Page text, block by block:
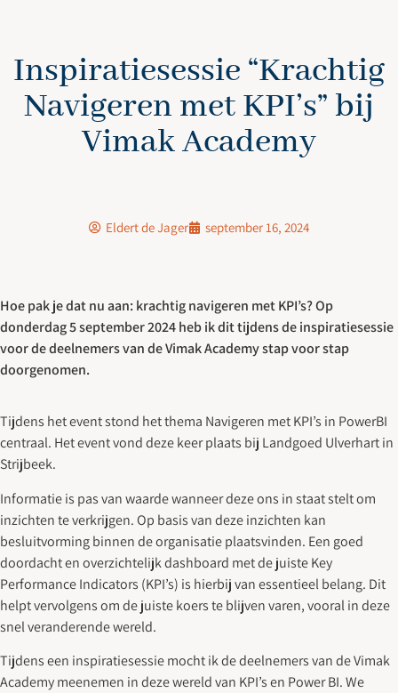
Inspiratiesessie “Krachtig
Navigeren met KPI’s” bij
Vimak Academy
Eldert de Jager september 16, 2024
Hoe pak je dat nu aan: krachtig navigeren met KPI’s? Op
donderdag 5 september 2024 heb ik dit tijdens de inspiratiesessie
voor de deelnemers van de Vimak Academy stap voor stap
doorgenomen.
Tijdens het event stond het thema Navigeren met KPI’s in PowerBI
centraal. Het event vond deze keer plaats bij Landgoed Ulverhart in
Strijbeek.
Informatie is pas van waarde wanneer deze ons in staat stelt om
inzichten te verkrijgen. Op basis van deze inzichten kan
besluitvorming binnen de organisatie plaatsvinden. Een goed
doordacht en overzichtelijk dashboard met de juiste Key
Performance Indicators (KPI’s) is hierbij van essentieel belang. Dit
helpt vervolgens om de juiste koers te blijven varen, vooral in deze
snel veranderende wereld.
Tijdens een inspiratiesessie mocht ik de deelnemers van de Vimak
Academy meenemen in deze wereld van KPI’s en Power BI. We